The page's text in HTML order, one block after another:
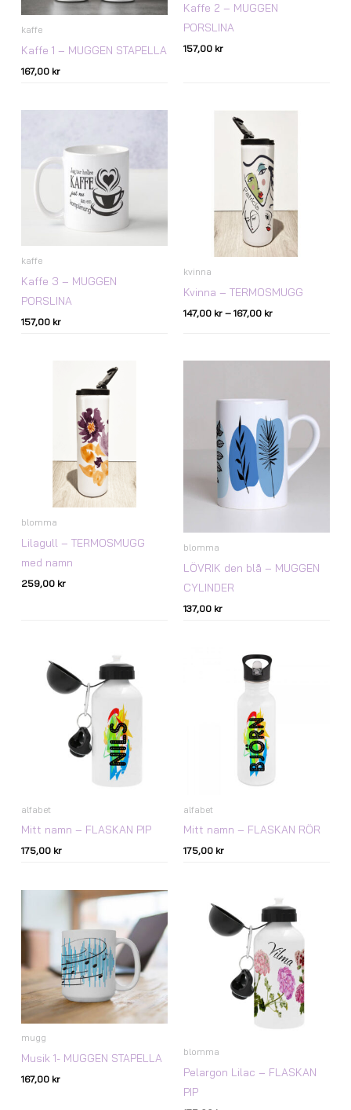
kaffe
Kaffe 1 – MUGGEN STAPELLA
167,00 kr
Kaffe 2 – MUGGEN
PORSLINA
157,00 kr
kaffe
Kaffe 3 – MUGGEN
PORSLINA
157,00 kr
kvinna
Kvinna – TERMOSMUGG
147,00 kr – 167,00 kr
till
blomma
Lilagull – TERMOSMUGG
med namn
259,00 kr
blomma
LÖVRIK den blå – MUGGEN
CYLINDER
137,00 kr
alfabet
Mitt namn – FLASKAN PIP
175,00 kr
alfabet
Mitt namn – FLASKAN RÖR
175,00 kr
mugg
Musik 1- MUGGEN STAPELLA
167,00 kr
blomma
Pelargon Lilac – FLASKAN
PIP